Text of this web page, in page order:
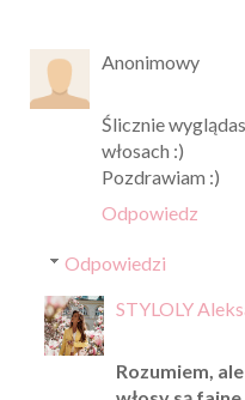
Anonimowy
Ślicznie
włosach :)
Pozdrawiam :)
Odpowiedz
Odpowiedzi
STYLOLY
Rozumiem,